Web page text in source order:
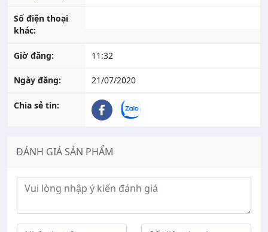
Số điện thoại
khác:
Giờ đăng: 11:32
Ngày đăng: 21/07/2020
Chia sẻ tin:
ĐÁNH GIÁ SẢN PHẨM
Ý kiến đánh giá